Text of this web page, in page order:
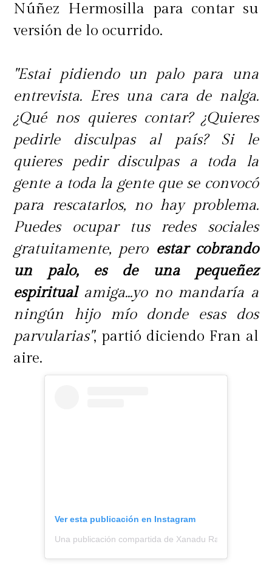
Núñez Hermosilla para contar su
versión de lo ocurrido.
"Estai pidiendo un palo para una
entrevista. Eres una cara de nalga.
¿Qué nos quieres contar? ¿Quieres
pedirle disculpas al país? Si le
quieres pedir disculpas a toda la
gente a toda la gente que se convocó
para rescatarlos, no hay problema.
Puedes ocupar tus redes sociales
gratuitamente, pero estar cobrando
un palo, es de una pequeñez
espiritualamiga...yo no mandaría a
ningún hijo mío donde esas dos
parvularias", partió diciendo Fran al
aire.
Ver esta publicación en Instagram
Una publicación compartida de Xanadu Radio